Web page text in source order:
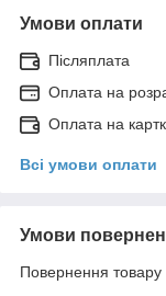
Умови оплати
Післяплата
Оплата на
Оплата на
Всі умови оплати
Умови
Повернення товару